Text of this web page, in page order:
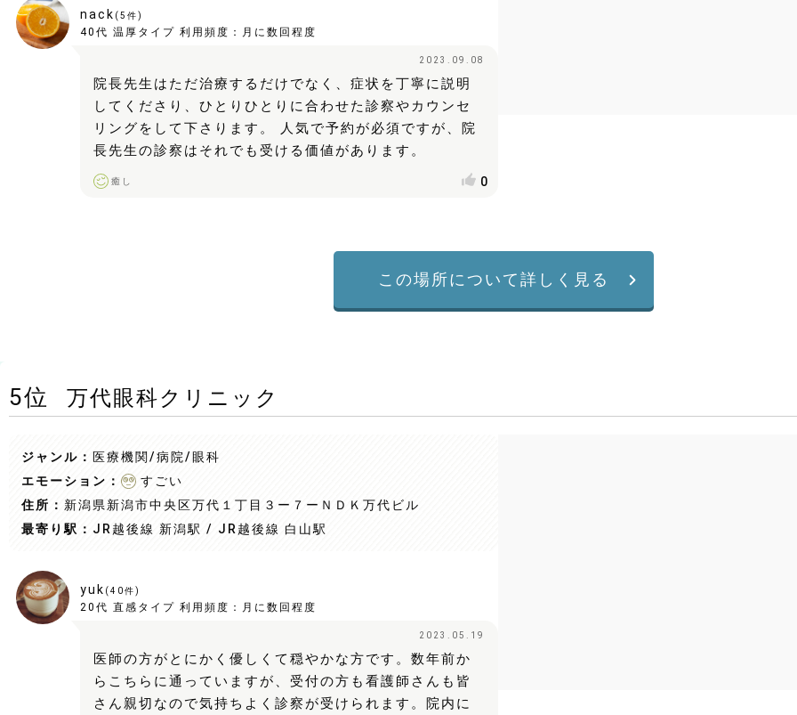
nack ( 5 件)
40代 温厚タイプ 利用頻度： 月に数回程度
2023.09.08
院長先生はただ治療するだけでなく、症状を丁寧に説明
してくださり、ひとりひとりに合わせた診察やカウンセ
リングをして下さります。 人気で予約が必須ですが、院
長先生の診察はそれでも受ける価値があります。
癒し 0
この場所について詳しく見る
5位 万代眼科クリニック
ジャンル： 医療機関/病院/眼科
エモーション：
すごい
住所： 新潟県新潟市中央区万代１丁目３ー７ーＮＤＫ万代ビル
最寄り駅： JR越後線 新潟駅 / JR越後線 白山駅
yuk ( 40件)
20代 直感タイプ 利用頻度： 月に数回程度
2023.05.19
医師の方がとにかく優しくて穏やかな方です。数年前か
らこちらに通っていますが、受付の方も看護師さんも皆
さん親切なので気持ちよく診察が受けられます。院内に